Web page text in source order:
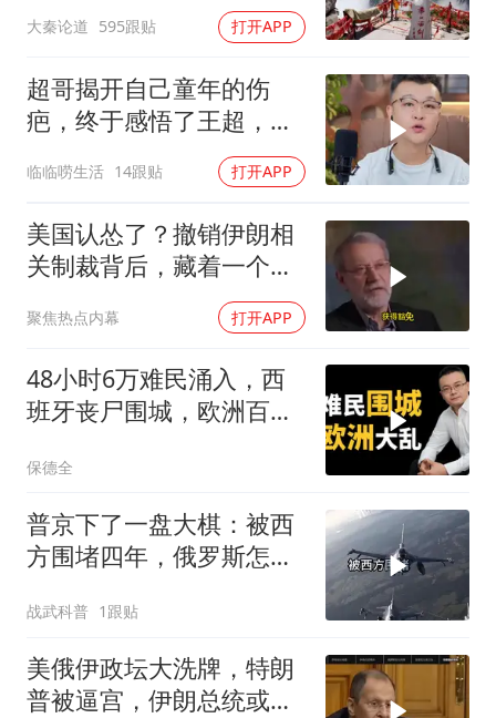
大秦论道 595跟贴 打开APP
超哥揭开自己童年的伤
疤，终于感悟了王超，他
决定接妈妈回来养老
临临唠生活 14跟贴 打开APP
美国认怂了？撤销伊朗相
关制裁背后，藏着一个说
聚焦热点内幕 打开APP
48小时6万难民涌入，西
班牙丧尸围城，欧洲百年
保德全
普京下了一盘大棋：被西
方围堵四年，俄罗斯怎么
战武科普 1跟贴
美俄伊政坛大洗牌，特朗
普被逼宫，伊朗总统或下